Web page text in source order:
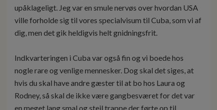
upåklageligt. Jeg var en smule nervøs over hvordan USA
ville forholde sig til vores specialvisum til Cuba, som vi af
dig, men det gik heldigvis helt gnidningsfrit.
Indkvarteringen i Cuba var også fin og vi boede hos
nogle rare og venlige mennesker. Dog skal det siges, at
hvis du skal have andre gæster til at bo hos Laura og
Rodney, så skal de ikke være gangbesværet for det var
en meget lang smal og stejl trappe der førte op til